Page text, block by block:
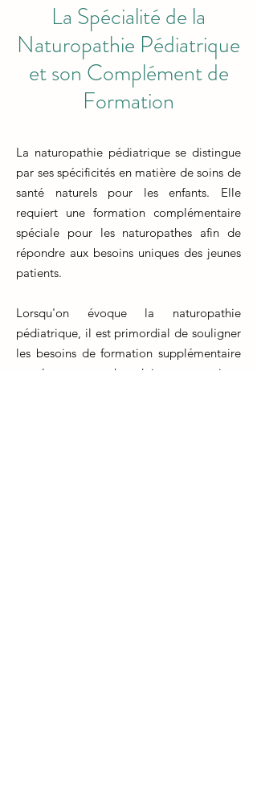
La Spécialité de la
Naturopathie Pédiatrique
et son Complément de
Formation
La naturopathie pédiatrique se distingue
par ses spécificités en matière de soins de
santé naturels pour les enfants. Elle
requiert une formation complémentaire
spéciale pour les naturopathes afin de
répondre aux besoins uniques des jeunes
patients.
Lorsqu'on évoque la naturopathie
pédiatrique, il est primordial de souligner
les besoins de formation supplémentaire
que les naturopathes doivent poursuivre.